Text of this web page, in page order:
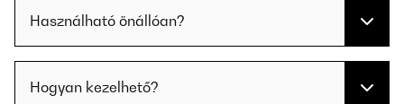
Használható önállóan?
Hogyan kezelhető?